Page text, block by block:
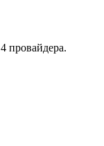
провайдера.